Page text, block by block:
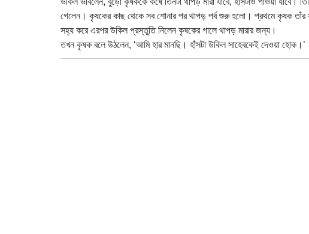
গেলেন। কৃষকের কাছ থেকে সব শোনার পর থাপড় পর্ব শুরু হলো। প্রথমে কৃষক তাঁর
সহ্য করে এরপর উকিল প্রস্তুতি নিলেন কৃষকের গালে থাপড় মারার জন্য।
তখন কৃষক বলে উঠলেন, ‘আমি হার মানছি। হাঁসটা উকিল সাহেবকেই দেওয়া হোক।’